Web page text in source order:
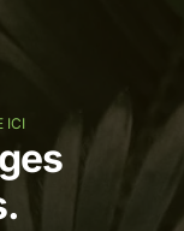
ICI